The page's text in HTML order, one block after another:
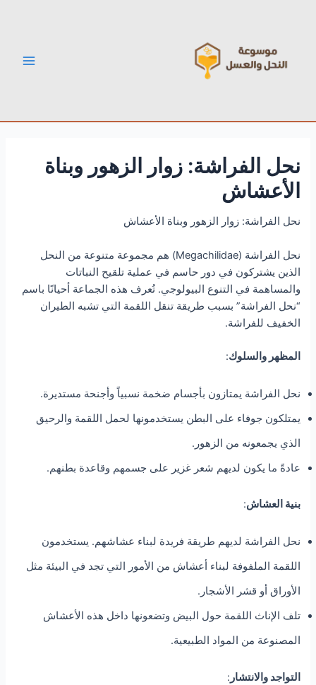
نحل الفراشة: زوار الزهور وبناة
الأعشاش
نحل الفراشة: زوار الزهور وبناة الأعشاش
نحل الفراشة (Megachilidae) هم مجموعة متنوعة من النحل
الذين يشتركون في دور حاسم في عملية تلقيح النباتات
والمساهمة في التنوع البيولوجي. تُعرف هذه الجماعة أحيانًا باسم
“نحل الفراشة” بسبب طريقة تنقل اللقمة التي تشبه الطيران
الخفيف للفراشة.
المظهر والسلوك:
نحل الفراشة يمتازون بأجسام ضخمة نسبياً وأجنحة مستديرة.
يمتلكون جوفاء على البطن يستخدمونها لحمل اللقمة والرحيق
الذي يجمعونه من الزهور.
عادةً ما يكون لديهم شعر غزير على جسمهم وقاعدة بطنهم.
بنية العشاش:
نحل الفراشة لديهم طريقة فريدة لبناء عشاشهم. يستخدمون
اللقمة الملفوفة لبناء أعشاش من الأمور التي تجد في البيئة مثل
الأوراق أو قشر الأشجار.
تلف الإناث اللقمة حول البيض وتضعونها داخل هذه الأعشاش
المصنوعة من المواد الطبيعية.
التواجد والانتشار :